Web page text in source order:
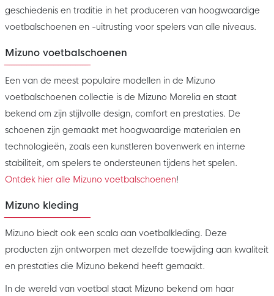
geschiedenis en traditie in het produceren van hoogwaardige
voetbalschoenen en -uitrusting voor spelers van alle niveaus.
Mizuno voetbalschoenen
Een van de meest populaire modellen in de Mizuno
voetbalschoenen collectie is de Mizuno Morelia en staat
bekend om zijn stijlvolle design, comfort en prestaties. De
schoenen zijn gemaakt met hoogwaardige materialen en
technologieën, zoals een kunstleren bovenwerk en interne
stabiliteit, om spelers te ondersteunen tijdens het spelen.
Ontdek hier alle Mizuno voetbalschoenen!
Mizuno kleding
Mizuno biedt ook een scala aan voetbalkleding. Deze
producten zijn ontworpen met dezelfde toewijding aan kwaliteit
en prestaties die Mizuno bekend heeft gemaakt.
In de wereld van voetbal staat Mizuno bekend om haar